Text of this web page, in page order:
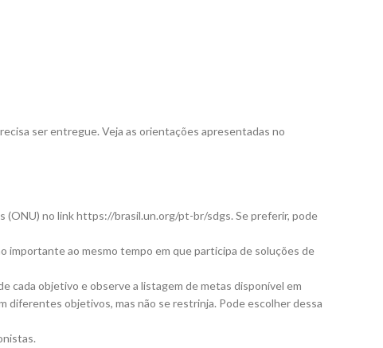
ser entregue. Veja as orientações apresentadas no
(ONU) no link https://brasil.un.org/pt-br/sdgs. Se preferir, pode
importante ao mesmo tempo em que participa de soluções de
cada objetivo e observe a listagem de metas disponível em
diferentes objetivos, mas não se restrinja. Pode escolher dessa